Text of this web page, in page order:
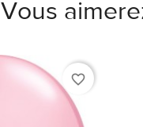
Vous
favorite_border